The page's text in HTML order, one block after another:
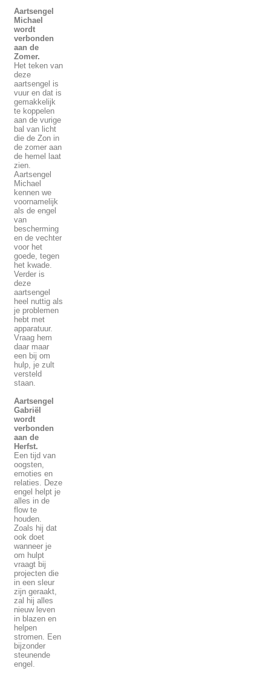
Aartsengel
Michael
wordt
verbonden
aan de
Zomer.
Het teken van
deze
aartsengel is
vuur en dat is
gemakkelijk
te koppelen
aan de vurige
bal van licht
die de Zon in
de zomer aan
de hemel laat
zien.
Aartsengel
Michael
kennen we
voornamelijk
als de engel
van
bescherming
en de vechter
voor het
goede, tegen
het kwade.
Verder is
deze
aartsengel
heel nuttig als
je problemen
hebt met
apparatuur.
Vraag hem
daar maar
een bij om
hulp, je zult
versteld
staan.
Aartsengel
Gabriël
wordt
verbonden
aan de
Herfst.
Een tijd van
oogsten,
emoties en
relaties. Deze
engel helpt je
alles in de
flow te
houden.
Zoals hij dat
ook doet
wanneer je
om hulpt
vraagt bij
projecten die
in een sleur
zijn geraakt,
zal hij alles
nieuw leven
in blazen en
helpen
stromen. Een
bijzonder
steunende
engel.